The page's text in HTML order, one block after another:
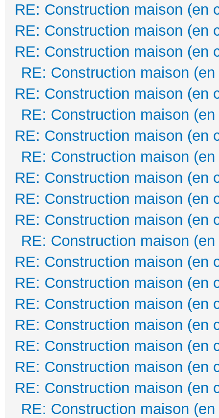
RE: Construction maison (en
RE: Construction maison (en
RE: Construction maison (en
RE: Construction maison
RE: Construction maison (en
RE: Construction maison
RE: Construction maison (en
RE: Construction maison
RE: Construction maison (en
RE: Construction maison (en
RE: Construction maison (en
RE: Construction maison
RE: Construction maison (en
RE: Construction maison (en
RE: Construction maison (en
RE: Construction maison (en
RE: Construction maison (en
RE: Construction maison (en
RE: Construction maison (en
RE: Construction maison